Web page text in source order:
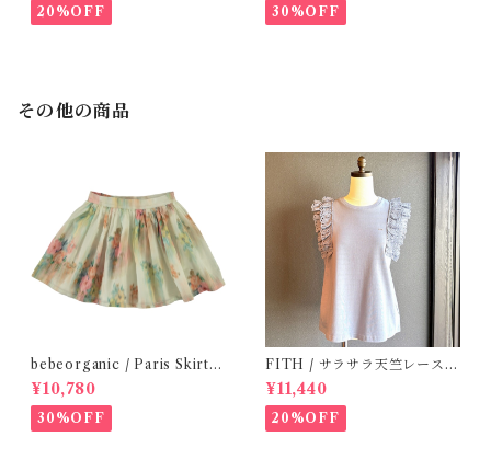
20%OFF 30%OFF
その他の商品
bebeorganic / Paris Skirt
Nostalgic Florals (10・12y)
¥10,780
30%OFF
FITH / サラサラ天竺レースT
シャツ (BL) / 145・155
¥11,440
20%OFF